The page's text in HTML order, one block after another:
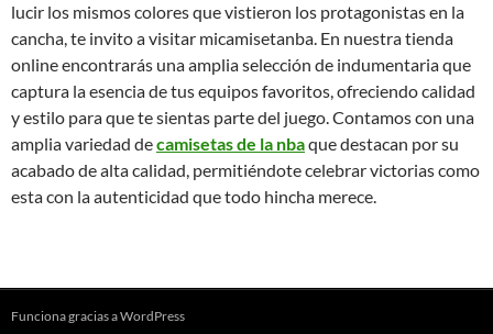
lucir los mismos colores que vistieron los protagonistas en la
cancha, te invito a visitar micamisetanba. En nuestra tienda
online encontrarás una amplia selección de indumentaria que
captura la esencia de tus equipos favoritos, ofreciendo calidad
y estilo para que te sientas parte del juego. Contamos con una
amplia variedad decamisetas de la nbaque destacan por su
acabado de alta calidad, permitiéndote celebrar victorias como
esta con la autenticidad que todo hincha merece.
Funciona gracias a WordPress